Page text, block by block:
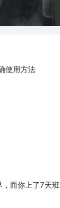
使用方法
而你上了7天班